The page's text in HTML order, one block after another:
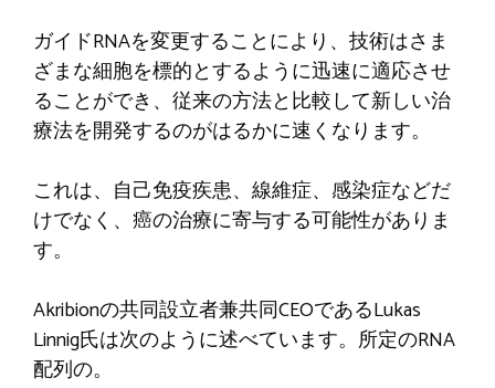
ガイドRNAを変更することにより、技術はさま
ざまな細胞を標的とするように迅速に適応させ
ることができ、従来の方法と比較して新しい治
療法を開発するのがはるかに速くなります。
これは、自己免疫疾患、線維症、感染症などだ
けでなく、癌の治療に寄与する可能性がありま
す。
Akribion​​の共同設立者兼共同CEOであるLukas
Linnig氏は次のように述べています。所定のRNA
配列の。